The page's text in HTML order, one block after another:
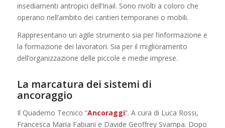
insediamenti antropici dell’Inail. Sono rivolti a coloro che
operano nell’ambito dei cantieri temporanei o mobili.
Rappresentano un agile strumento sia per l’informazione e
la formazione dei lavoratori. Sia per il miglioramento
dell’organizzazione delle piccole e medie imprese.
La marcatura dei sistemi di
ancoraggio
Il Quaderno Tecnico “Ancoraggi”. A cura di Luca Rossi,
Francesca Maria Fabiani e Davide Geoffrey Svampa. Dopo